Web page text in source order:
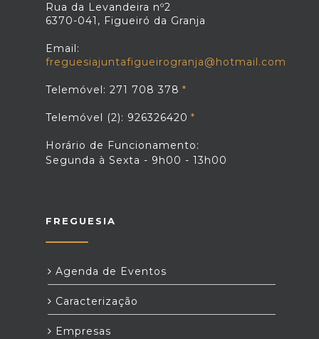
Rua da Levandeira nº2
6370-041, Figueiró da Granja
Email:
freguesiajuntafigueirogranja@hotmail.com
Telemóvel: 271 708 378
Telemóvel (2): 926326420
Horário de Funcionamento:
Segunda à Sexta - 9h00 - 13h00
FREGUESIA
Agenda de Eventos
Caracterização
Empresas